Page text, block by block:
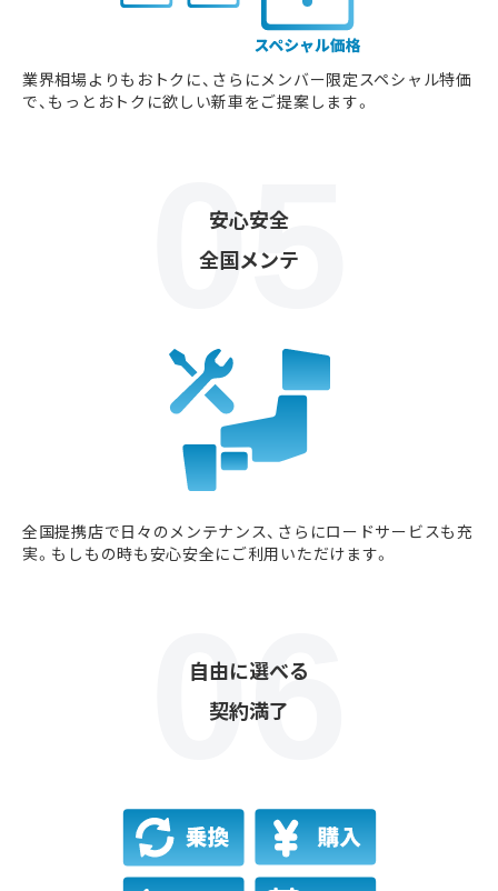
業界相場よりもおトクに、さらにメンバー限定スペシャル特価
で、もっとおトクに欲しい新車をご提案します。
安心安全
全国メンテ
全国提携店で日々のメンテナンス、さらにロードサービスも充
実。もしもの時も安心安全にご利用いただけます。
自由に選べる
契約満了